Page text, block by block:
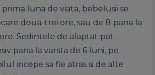
luna de viata, bebelusii se
doua-trei ore, sau de 8 pana la
Sedintele de alaptat pot
pana la varsta de 6 luni, pe
incepe sa fie atras si de alte